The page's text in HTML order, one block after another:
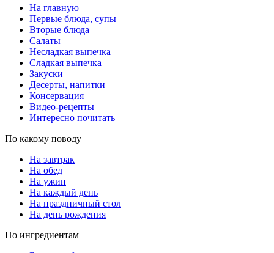
На главную
Первые блюда, супы
Вторые блюда
Салаты
Несладкая выпечка
Сладкая выпечка
Закуски
Десерты, напитки
Консервация
Видео-рецепты
Интересно почитать
По какому поводу
На завтрак
На обед
На ужин
На каждый день
На праздничный стол
На день рождения
По ингредиентам